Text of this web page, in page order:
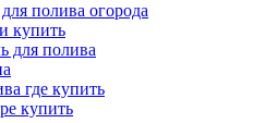
полива огорода
купить
для полива
где купить
купить